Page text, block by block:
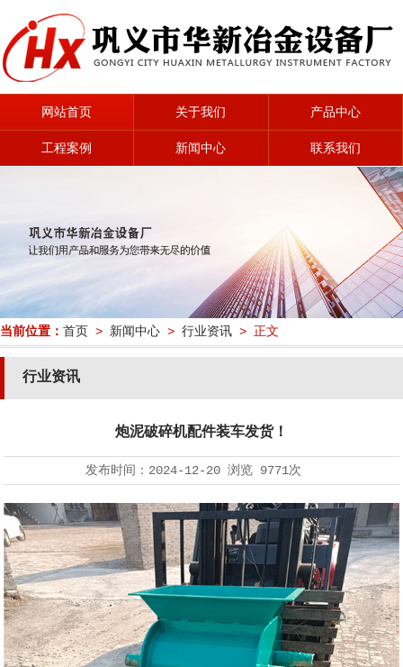
网站首页 关于我们 产品中心
工程案例 新闻中心 联系我们
当前位置： 首页 > 新闻中心 > 行业资讯 > 正文
行业资讯
炮泥破碎机配件装车发货！
发布时间： 2024-12-20 浏览 9771次